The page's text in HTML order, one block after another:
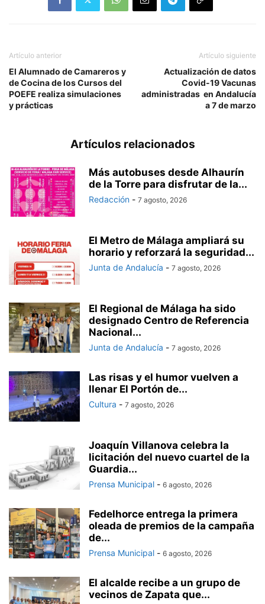
Artículo anterior
El Alumnado de Camareros y
de Cocina de los Cursos del
POEFE realiza simulaciones
y prácticas
Artículo siguiente
Actualización de datos
Covid-19 Vacunas
administradas en Andalucía
a 7 de marzo
Artículos relacionados
Más autobuses desde Alhaurín
de la Torre para disfrutar de la...
Redacción - 7 agosto, 2026
El Metro de Málaga ampliará su
horario y reforzará la seguridad...
Junta de Andalucía - 7 agosto, 2026
El Regional de Málaga ha sido
designado Centro de Referencia
Nacional...
Junta de Andalucía - 7 agosto, 2026
Las risas y el humor vuelven a
llenar El Portón de...
Cultura - 7 agosto, 2026
Joaquín Villanova celebra la
licitación del nuevo cuartel de la
Guardia...
Prensa Municipal - 6 agosto, 2026
Fedelhorce entrega la primera
oleada de premios de la campaña
de...
Prensa Municipal - 6 agosto, 2026
El alcalde recibe a un grupo de
vecinos de Zapata que...